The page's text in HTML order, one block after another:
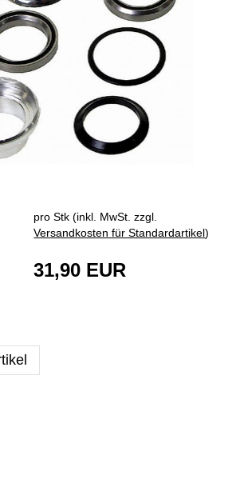
pro Stk (inkl. MwSt. zzgl.
Versandkosten für Standardartikel)
31,90 EUR